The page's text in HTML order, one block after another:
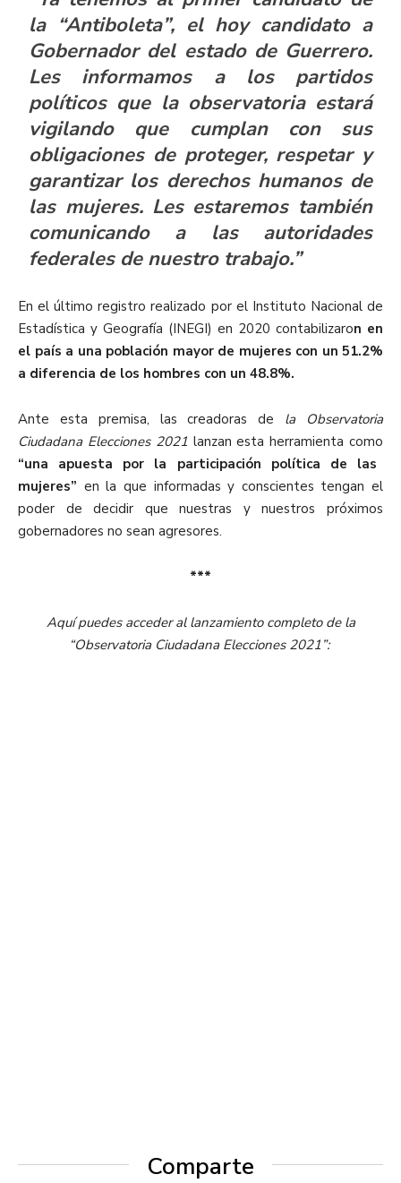
la “Antiboleta”, el hoy candidato a
Gobernador del estado de Guerrero.
Les informamos a los partidos
políticos que la observatoria estará
vigilando que cumplan con sus
obligaciones de proteger, respetar y
garantizar los derechos humanos de
las mujeres. Les estaremos también
comunicando a las autoridades
federales de nuestro trabajo.”
En el último registro realizado por el Instituto Nacional de
Estadística y Geografía (INEGI) en 2020 contabilizaron en
el país a una población mayor de mujeres con un 51.2%
a diferencia de los hombres con un 48.8%.
Ante esta premisa, las creadoras de la Observatoria
Ciudadana Elecciones 2021 lanzan esta herramienta como
“una apuesta por la participación política de las
mujeres” en la que informadas y conscientes tengan el
poder de decidir que nuestras y nuestros próximos
gobernadores no sean agresores.
***
Aquí puedes acceder al lanzamiento completo de la
“Observatoria Ciudadana Elecciones 2021”:
Comparte